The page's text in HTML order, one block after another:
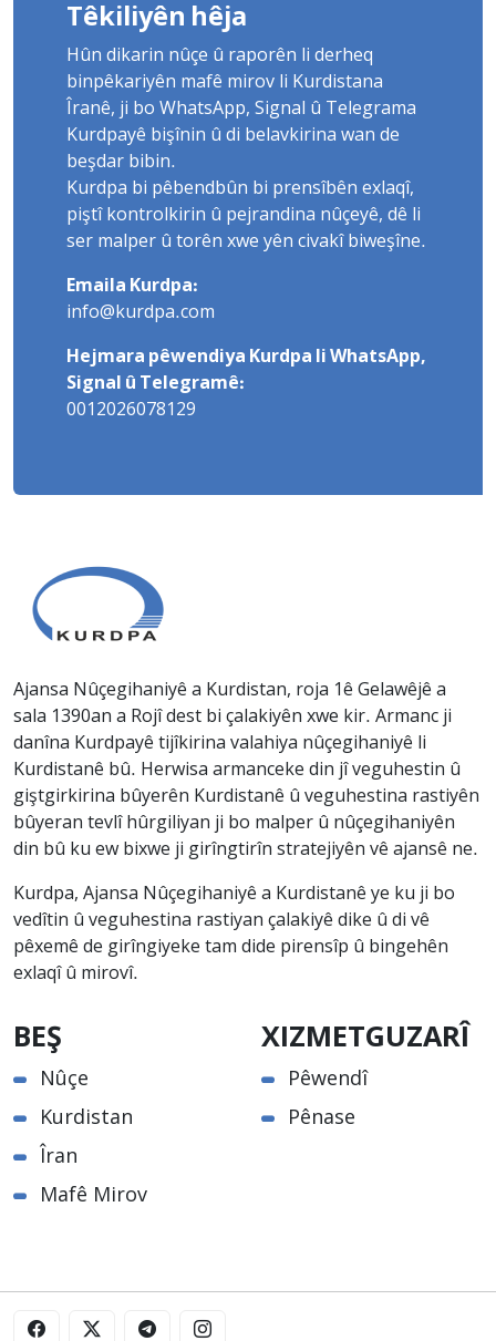
Têkiliyên hêja
Hûn dikarin nûçe û raporên li derheq
binpêkariyên mafê mirov li Kurdistana
Îranê, ji bo WhatsApp, Signal û Telegrama
Kurdpayê bişînin û di belavkirina wan de
beşdar bibin.
Kurdpa bi pêbendbûn bi prensîbên exlaqî,
piştî kontrolkirin û pejrandina nûçeyê, dê li
ser malper û torên xwe yên civakî biweşîne.
Emaila Kurdpa:
info@kurdpa.com
Hejmara pêwendiya Kurdpa li WhatsApp,
Signal û Telegramê:
0012026078129
Ajansa Nûçegihaniyê a Kurdistan, roja 1ê Gelawêjê a
sala 1390an a Rojî dest bi çalakiyên xwe kir. Armanc ji
danîna Kurdpayê tijîkirina valahiya nûçegihaniyê li
Kurdistanê bû. Herwisa armanceke din jî veguhestin û
giştgirkirina bûyerên Kurdistanê û veguhestina rastiyên
bûyeran tevlî hûrgiliyan ji bo malper û nûçegihaniyên
din bû ku ew bixwe ji girîngtirîn stratejiyên vê ajansê ne.
Kurdpa, Ajansa Nûçegihaniyê a Kurdistanê ye ku ji bo
vedîtin û veguhestina rastiyan çalakiyê dike û di vê
pêxemê de girîngiyeke tam dide pirensîp û bingehên
exlaqî û mirovî.
BEŞ
Nûçe
Kurdistan
Îran
Mafê Mirov
XIZMETGUZARÎ
Pêwendî
Pênase